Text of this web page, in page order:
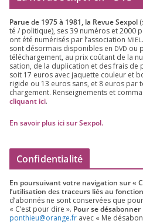
Parue de 1975à 1981, la Revue Sex­pol
té /​ poli­tique), ses39 numé­ros et2000
ont été numé­ri­sés par l’as­so­cia­tion MIEL
sont désor­mais dis­po­nibles en DVD ou
télé­char­ge­ment, au prix coû­tant de la
sa­tion, de la dupli­ca­tion et des frais de
soit 17 euros avec jaquette cou­leur et
rigide ou 13 euros sans, et 8 euros par
char­ge­ment. Ren­sei­gne­ments et
cli­quant ici.
En savoir plus ici sur Sexpol.
Confidentialité
En pour­sui­vant votre navi­ga­tion sur «
l’utilisation des tra­ceurs liés au
d’a­bon­nés ne sont conser­vées que
« C’est pour dire ». Pour se désa­bon­ner
ponthieu@​orange.​fr avec « Me